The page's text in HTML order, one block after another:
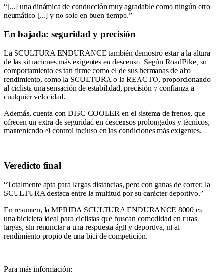
“[...] una dinámica de conducción muy agradable como ningún otro
neumático [...] y no solo en buen tiempo.”
En bajada: seguridad y precisión
La SCULTURA ENDURANCE también demostró estar a la altura
de las situaciones más exigentes en descenso. Según RoadBike, su
comportamiento es tan firme como el de sus hermanas de alto
rendimiento, como la SCULTURA o la REACTO, proporcionando
al ciclista una sensación de estabilidad, precisión y confianza a
cualquier velocidad.
Además, cuenta con DISC COOLER en el sistema de frenos, que
ofrecen un extra de seguridad en descensos prolongados y técnicos,
manteniendo el control incluso en las condiciones más exigentes.
Veredicto final
“Totalmente apta para largas distancias, pero con ganas de correr: la
SCULTURA destaca entre la multitud por su carácter deportivo.”
En resumen, la MERIDA SCULTURA ENDURANCE 8000 es
una bicicleta ideal para ciclistas que buscan comodidad en rutas
largas, sin renunciar a una respuesta ágil y deportiva, ni al
rendimiento propio de una bici de competición.
Para más información: